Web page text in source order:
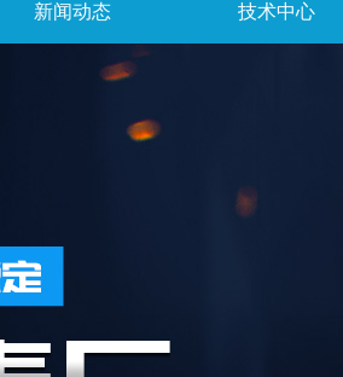
新闻动态 技术中心